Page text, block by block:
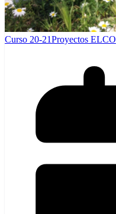
Curso 20-21Proyectos ELCO